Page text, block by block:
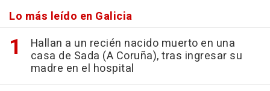
Lo más leído en Galicia
Hallan a un recién nacido muerto en una
casa de Sada (A Coruña), tras ingresar su
madre en el hospital